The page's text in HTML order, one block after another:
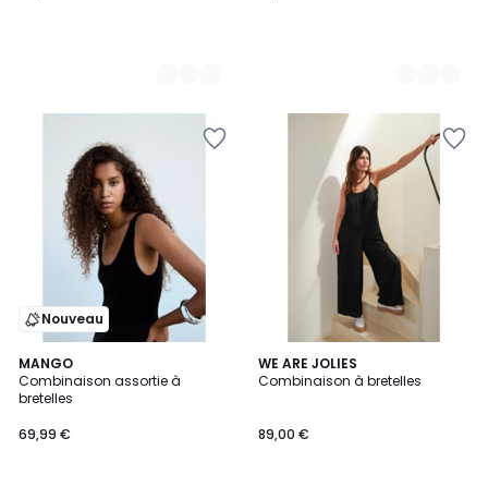
Nouveau
MANGO
Combinaison assortie à
bretelles
69,99 €
WE ARE JOLIES
Combinaison à bretelles
89,00 €